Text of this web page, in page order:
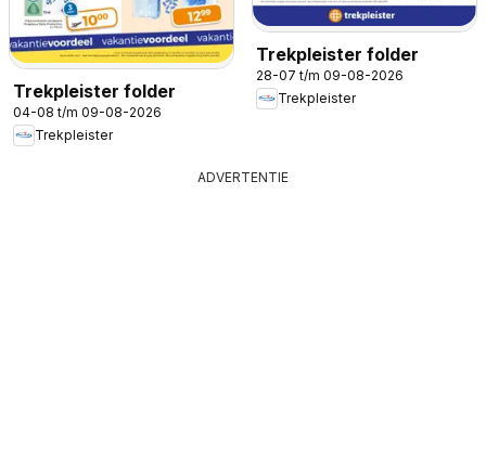
Trekpleister folder
04-08 t/m 09-08-2026
Trekpleister
Trekpleister folder
28-07 t/m 09-08-2026
Trekpleister
ADVERTENTIE